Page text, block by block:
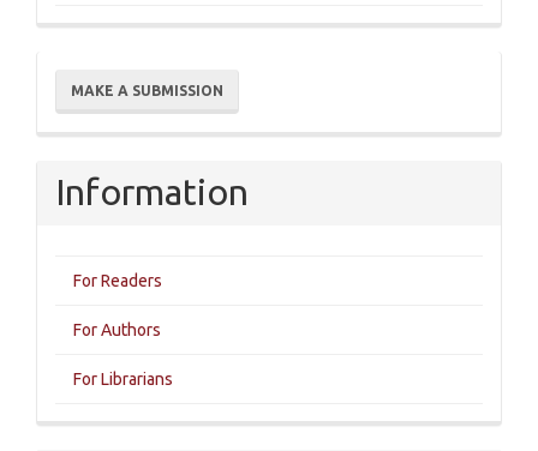
Make
Submission
MAKE A SUBMISSION
Information
For Readers
For Authors
For Librarians